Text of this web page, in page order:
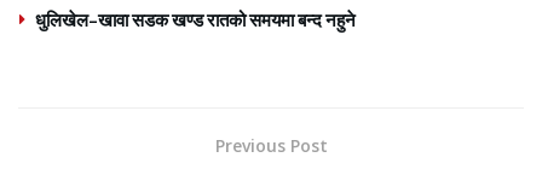
धुलिखेल–खावा सडक खण्ड रातको समयमा बन्द नहुने
Previous Post